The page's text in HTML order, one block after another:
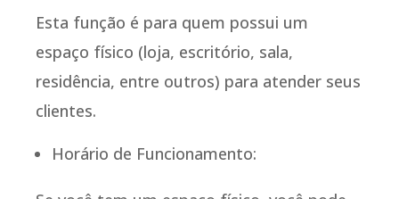
Esta função é para quem possui um
espaço físico (loja, escritório, sala,
residência, entre outros) para atender seus
clientes.
Horário de Funcionamento: